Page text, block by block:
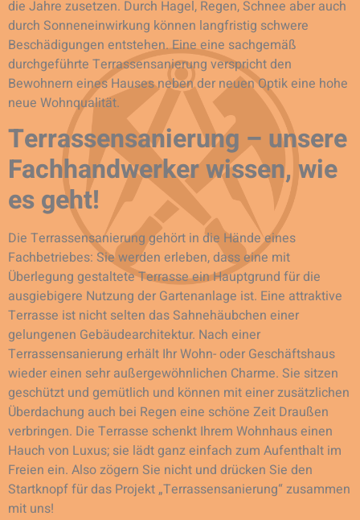
die Jahre zusetzen. Durch Hagel, Regen, Schnee aber auch
durch Sonneneinwirkung können langfristig schwere
Beschädigungen entstehen. Eine eine sachgemäß
durchgeführte Terrassensanierung verspricht den
Bewohnern eines Hauses neben der neuen Optik eine hohe
neue Wohnqualität.
Terrassensanierung – unsere
Fachhandwerker wissen, wie
es geht!
Die Terrassensanierung gehört in die Hände eines
Fachbetriebes: Sie werden erleben, dass eine mit
Überlegung gestaltete Terrasse ein Hauptgrund für die
ausgiebigere Nutzung der Gartenanlage ist. Eine attraktive
Terrasse ist nicht selten das Sahnehäubchen einer
gelungenen Gebäudearchitektur. Nach einer
Terrassensanierung erhält Ihr Wohn- oder Geschäftshaus
wieder einen sehr außergewöhnlichen Charme. Sie sitzen
geschützt und gemütlich und können mit einer zusätzlichen
Überdachung auch bei Regen eine schöne Zeit Draußen
verbringen. Die Terrasse schenkt Ihrem Wohnhaus einen
Hauch von Luxus; sie lädt ganz einfach zum Aufenthalt im
Freien ein. Also zögern Sie nicht und drücken Sie den
Startknopf für das Projekt „Terrassensanierung“ zusammen
mit uns!